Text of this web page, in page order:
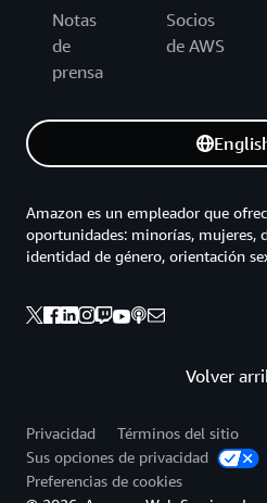
Notas
de
prensa
Socios
de AWS
Volver
Amazon es un empleador que
oportunidades: minorías, mujeres,
identidad de género, orientación
Privacidad
Términos del sitio
Sus opciones de privacidad
Preferencias de cookies